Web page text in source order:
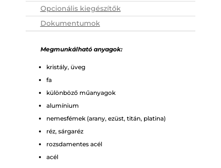
Opcionális kiegészítők
Dokumentumok
Megmunkálható anyagok:
kristály, üveg
fa
különböző műanyagok
alumínium
nemesfémek (arany, ezüst, titán, platina)
réz, sárgaréz
rozsdamentes acél
acél